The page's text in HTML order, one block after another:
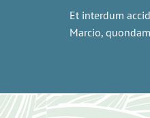
Et interdum
Marcio,